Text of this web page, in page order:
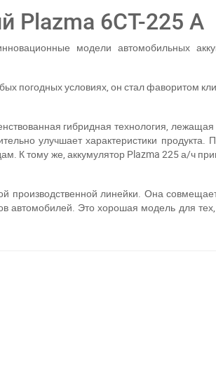
Plazma 6СТ-225 А
модели автомобильных
погодных условиях, он стал фаворитом
гибридная технология,
улучшает характеристики продукта.
К тому же, аккумулятор Plazma 225 а/ч
производственной линейки. Она
автомобилей. Это хорошая модель для